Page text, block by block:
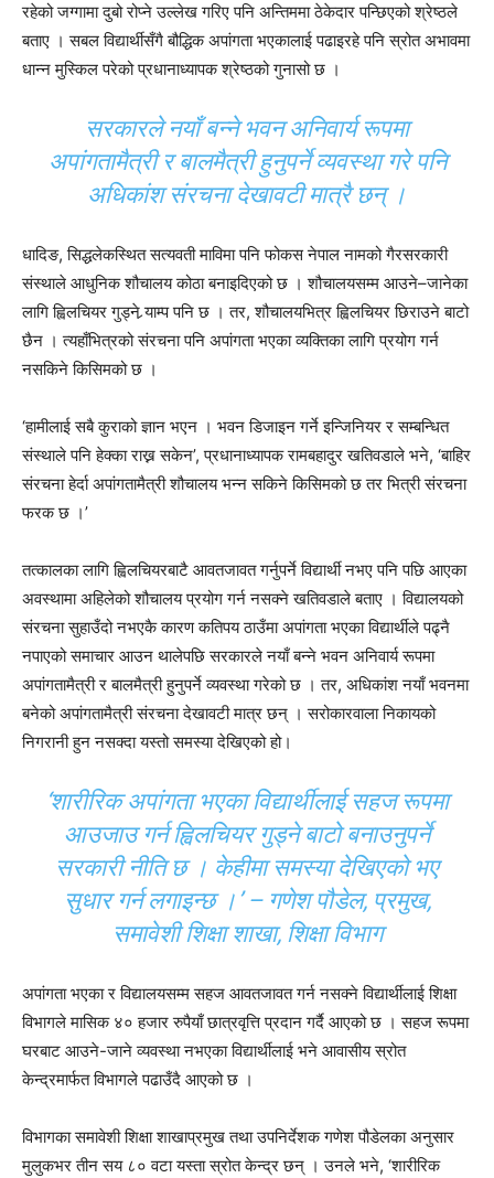
रहेको जग्गामा दुबो रोप्ने उल्लेख गरिए पनि अन्तिममा ठेकेदार पन्छिएको श्रेष्ठले
बताए । सबल विद्यार्थीसँगै बौद्धिक अपांगता भएकालाई पढाइरहे पनि स्रोत अभावमा
धान्न मुस्किल परेको प्रधानाध्यापक श्रेष्ठको गुनासो छ ।
सरकारले नयाँ बन्ने भवन अनिवार्य रूपमा
अपांगतामैत्री र बालमैत्री हुनुपर्ने व्यवस्था गरे पनि
अधिकांश संरचना देखावटी मात्रै छन् ।
धादिङ, सिद्धलेकस्थित सत्यवती माविमा पनि फोकस नेपाल नामको गैरसरकारी
संस्थाले आधुनिक शौचालय कोठा बनाइदिएको छ । शौचालयसम्म आउने–जानेका
लागि ह्विलचियर गुड्ने र्‍याम्प पनि छ । तर, शौचालयभित्र ह्विलचियर छिराउने बाटो
छैन । त्यहाँभित्रको संरचना पनि अपांगता भएका व्यक्तिका लागि प्रयोग गर्न
नसकिने किसिमको छ ।
‘हामीलाई सबै कुराको ज्ञान भएन । भवन डिजाइन गर्ने इन्जिनियर र सम्बन्धित
संस्थाले पनि हेक्का राख्न सकेन’, प्रधानाध्यापक रामबहादुर खतिवडाले भने, ‘बाहिर
संरचना हेर्दा अपांगतामैत्री शौचालय भन्न सकिने किसिमको छ तर भित्री संरचना
फरक छ ।’
तत्कालका लागि ह्विलचियरबाटै आवतजावत गर्नुपर्ने विद्यार्थी नभए पनि पछि आएका
अवस्थामा अहिलेको शौचालय प्रयोग गर्न नसक्ने खतिवडाले बताए । विद्यालयको
संरचना सुहाउँदो नभएकै कारण कतिपय ठाउँमा अपांगता भएका विद्यार्थीले पढ्नै
नपाएको समाचार आउन थालेपछि सरकारले नयाँ बन्ने भवन अनिवार्य रूपमा
अपांगतामैत्री र बालमैत्री हुनुपर्ने व्यवस्था गरेको छ । तर, अधिकांश नयाँ भवनमा
बनेको अपांगतामैत्री संरचना देखावटी मात्र छन् । सरोकारवाला निकायको
निगरानी हुन नसक्दा यस्तो समस्या देखिएको हो।
‘शारीरिक अपांगता भएका विद्यार्थीलाई सहज रूपमा
आउजाउ गर्न ह्विलचियर गुड्ने बाटो बनाउनुपर्ने
सरकारी नीति छ । केहीमा समस्या देखिएको भए
सुधार गर्न लगाइन्छ ।’ – गणेश पौडेल, प्रमुख,
समावेशी शिक्षा शाखा, शिक्षा विभाग
अपांगता भएका र विद्यालयसम्म सहज आवतजावत गर्न नसक्ने विद्यार्थीलाई शिक्षा
विभागले मासिक ४० हजार रुपैयाँ छात्रवृत्ति प्रदान गर्दै आएको छ । सहज रूपमा
घरबाट आउने-जाने व्यवस्था नभएका विद्यार्थीलाई भने आवासीय स्रोत
केन्द्रमार्फत विभागले पढाउँदै आएको छ ।
विभागका समावेशी शिक्षा शाखाप्रमुख तथा उपनिर्देशक गणेश पौडेलका अनुसार
मुलुकभर तीन सय ८० वटा यस्ता स्रोत केन्द्र छन् । उनले भने, ‘शारीरिक